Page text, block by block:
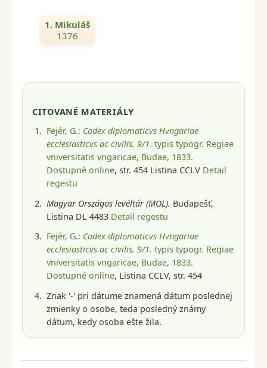
1. Mikuláš
1376
CITOVANÉ MATERIÁLY
Fejér, G.: Codex diplomaticvs Hvngariae
ecclesiasticvs ac civilis. 9/1. typis typogr. Regiae
vniversitatis vngaricae, Budae, 1833.
Dostupné online, str. 454 Listina CCLV Detail
regestu
Magyar Országos levéltár (MOL). Budapešť,
Listina DL 4483 Detail regestu
Fejér, G.: Codex diplomaticvs Hvngariae
ecclesiasticvs ac civilis. 9/1. typis typogr. Regiae
vniversitatis vngaricae, Budae, 1833.
Dostupné online, Listina CCLV, str. 454
Znak '-' pri dátume znamená dátum poslednej
zmienky o osobe, teda posledný známy
dátum, kedy osoba ešte žila.